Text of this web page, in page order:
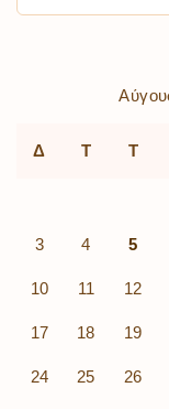
Δ Τ Τ
3 4 5
10 11 12
17 18 19
24 25 26